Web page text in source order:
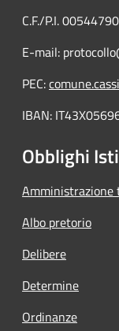
C.F./P.I.
E-mail:
PEC:
IBAN:
Obblighi
Amministrazione
Albo pretorio
Delibere
Determine
Ordinanze